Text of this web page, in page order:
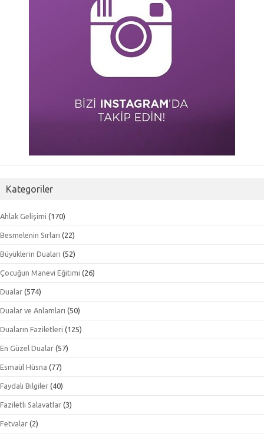
Kategoriler
Ahlak Gelişimi (170)
Besmelenin Sırları (22)
Büyüklerin Duaları (52)
Çocuğun Manevi Eğitimi (26)
Dualar (574)
Dualar ve Anlamları (50)
Duaların Faziletleri (125)
En Güzel Dualar (57)
Esmaül Hüsna (77)
Faydalı Bilgiler (40)
Faziletli Salavatlar (3)
Fetvalar (2)